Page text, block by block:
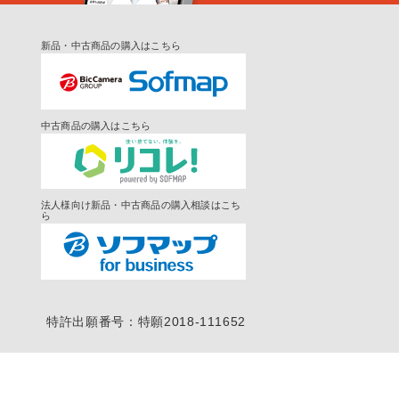
新品・中古商品の購入はこちら
中古商品の購入はこちら
法人様向け新品・中古商品の購入相談はこち
ら
特許出願番号：特願2018-111652